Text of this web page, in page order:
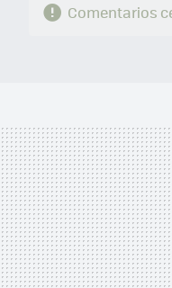
Comentarios